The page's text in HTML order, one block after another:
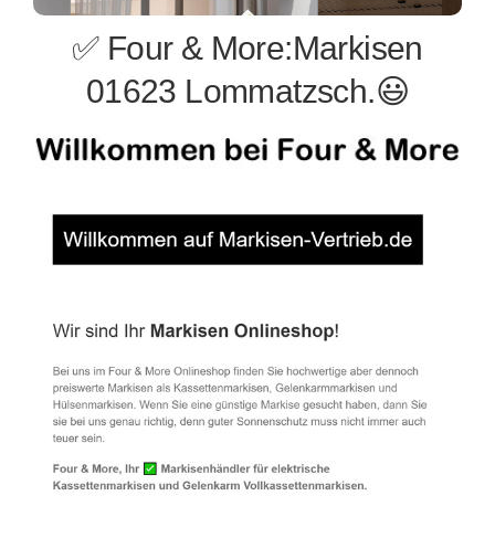
✅ Four & More:Markisen
01623 Lommatzsch.😃